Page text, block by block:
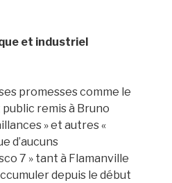
et industriel
promesses comme le
remis à Bruno
» et autres «
d’aucuns
7 » tant à Flamanville
depuis le début